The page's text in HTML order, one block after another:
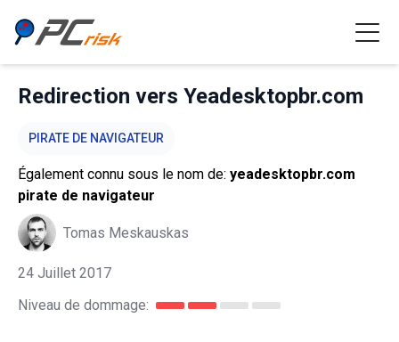
Redirection vers Yeadesktopbr.com
PIRATE DE NAVIGATEUR
Également connu sous le nom de: yeadesktopbr.com
pirate de navigateur
Tomas Meskauskas
24 Juillet 2017
Niveau de dommage: